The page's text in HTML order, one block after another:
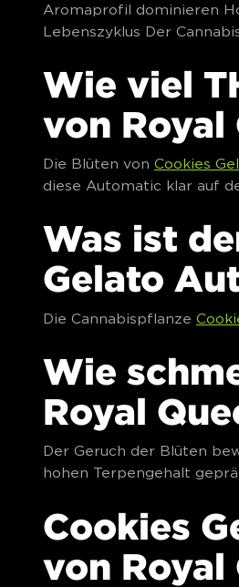
Aromaprofil dominieren
Lebenszyklus Der
Wie viel
von Royal
Die Blüten von Cookies
diese Automatic klar auf
Was ist
Gelato
Die Cannabispflanze
Wie
Royal
Der Geruch der Blüten
hohen Terpengehalt
Cookies
von Royal